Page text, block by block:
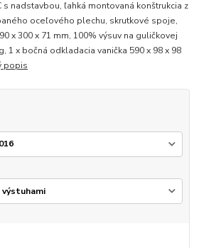
s nadstavbou, ľahká montovaná konštrukcia z
oceľového plechu, skrutkové spoje,
x 300 x 71 mm, 100% výsuv na guličkovej
1 x bočná odkladacia vanička 590 x 98 x 98
popis